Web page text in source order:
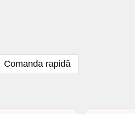
Comanda rapidă